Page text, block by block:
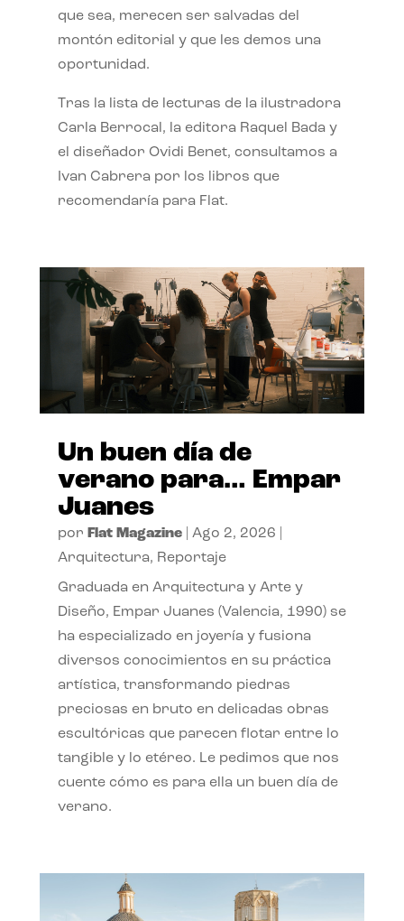
que sea, merecen ser salvadas del
montón editorial y que les demos una
oportunidad.
Tras la lista de lecturas de la ilustradora
Carla Berrocal, la editora Raquel Bada y
el diseñador Ovidi Benet, consultamos a
Ivan Cabrera por los libros que
recomendaría para Flat.
Un buen día de
verano para… Empar
Juanes
por Flat Magazine| Ago 2, 2026
Arquitectura, Reportaje
Graduada en Arquitectura y Arte y
Diseño, Empar Juanes (Valencia, 1990) se
ha especializado en joyería y fusiona
diversos conocimientos en su práctica
artística, transformando piedras
preciosas en bruto en delicadas obras
escultóricas que parecen flotar entre lo
tangible y lo etéreo. Le pedimos que nos
cuente cómo es para ella un buen día de
verano.